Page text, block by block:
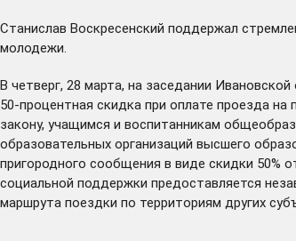
Станислав Воскресенский поддержал
молодежи.
В четверг, 28 марта, на заседании
50-процентная скидка при оплате проезда
закону, учащимся и воспитанникам
образовательных организаций высшего
пригородного сообщения в виде скидки 50%
социальной поддержки предоставляется
маршрута поездки по территориям других